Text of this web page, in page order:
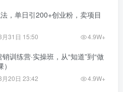
，单日引200+创业粉，卖项目
31日 15:50 4.9W+
训练营·实操班，从“知道”到“做
20日 23:42 4.9W+